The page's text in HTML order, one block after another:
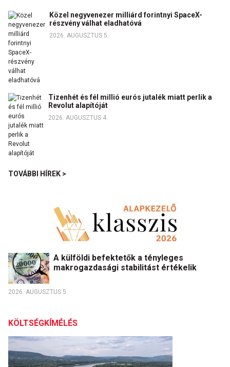
Közel negyvenezer milliárd forintnyi SpaceX-
részvény válhat eladhatóvá
2026. AUGUSZTUS 5.
Tizenhét és fél millió eurós jutalék miatt perlik a
Revolut alapítóját
2026. AUGUSZTUS 4.
TOVÁBBI HÍREK >
A külföldi befektetők a tényleges
makrogazdasági stabilitást értékelik
2026. AUGUSZTUS 5.
KÖLTSÉGKÍMÉLÉS